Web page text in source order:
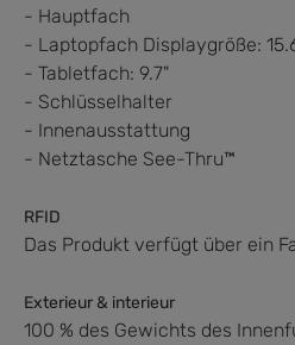
- Hauptfach
- Laptopfach Displaygröße:
- Tabletfach: 9.7"
- Schlüsselhalter
- Innenausstattung
- Netztasche See-Thru™
RFID
Das Produkt verfügt über ein
Exterieur & interieur
100 % des Gewichts des